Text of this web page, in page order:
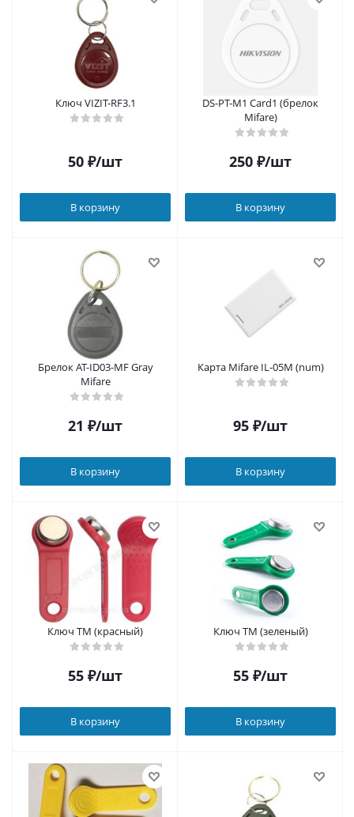
Ключ VIZIT-RF3.1
50 ₽/шт
В корзину
DS-PT-M1 Card1 (брелок
Mifare)
250 ₽/шт
В корзину
Брелок AT-ID03-MF Gray
Mifare
21 ₽/шт
В корзину
Карта Mifare IL-05M (num)
95 ₽/шт
В корзину
Ключ ТМ (красный)
55 ₽/шт
В корзину
Ключ ТМ (зеленый)
55 ₽/шт
В корзину